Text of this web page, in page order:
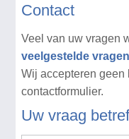
Contact
Veel van uw vragen
veelgestelde vragen
Wij accepteren
contactformulier.
Uw vraag